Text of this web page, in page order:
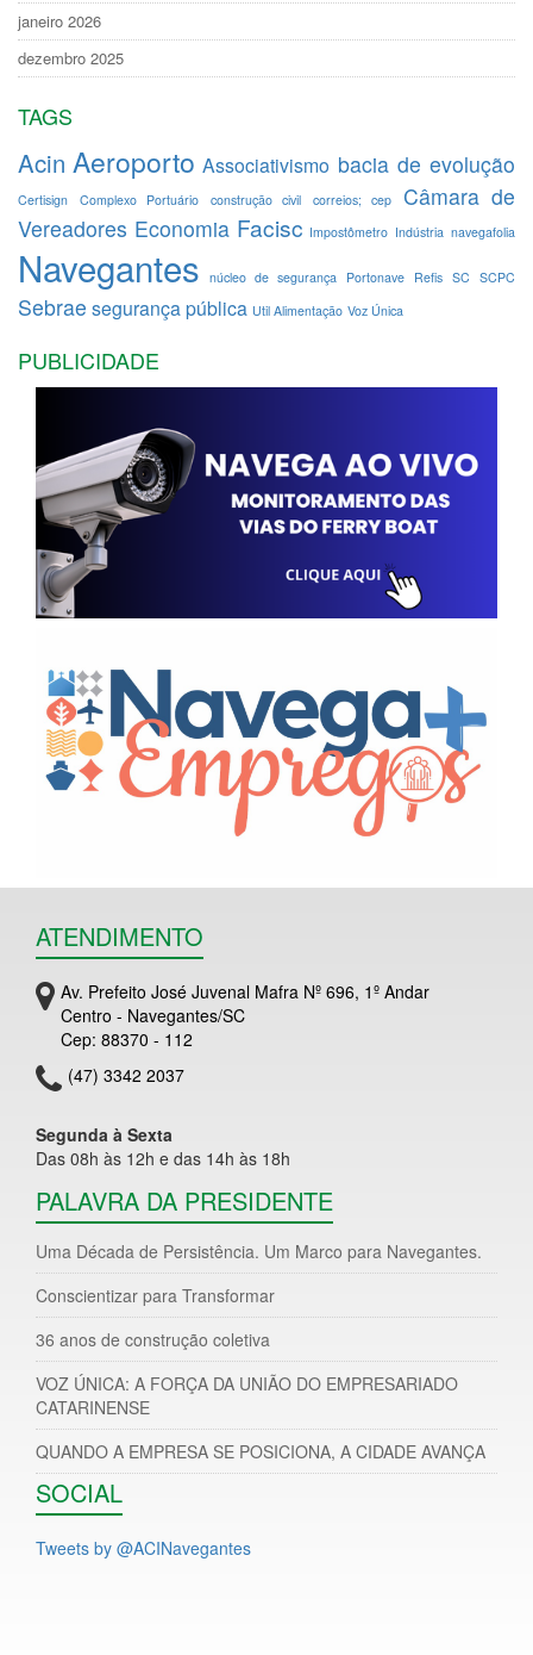
janeiro 2026
dezembro 2025
TAGS
Acin Aeroporto Associativismo bacia de evolução
Certisign Complexo Portuário construção civil correios; cep
Câmara de
Vereadores Economia Facisc Impostômetro Indústria navegafolia
Navegantes núcleo de segurança Portonave Refis SC SCPC
Sebrae segurança pública Util Alimentação Voz Única
PUBLICIDADE
ATENDIMENTO
Av. Prefeito José Juvenal Mafra Nº 696, 1º Andar
Centro - Navegantes/SC
Cep: 88370 - 112
(47) 3342 2037
Segunda à Sexta
Das 08h às 12h e das 14h às 18h
PALAVRA DA PRESIDENTE
Uma Década de Persistência. Um Marco para Navegantes.
Conscientizar para Transformar
36 anos de construção coletiva
VOZ ÚNICA: A FORÇA DA UNIÃO DO EMPRESARIADO
CATARINENSE
QUANDO A EMPRESA SE POSICIONA, A CIDADE AVANÇA
SOCIAL
Tweets by @ACINavegantes